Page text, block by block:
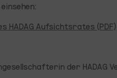
HADAG Aufsichtsrates (PDF)
der HADAG